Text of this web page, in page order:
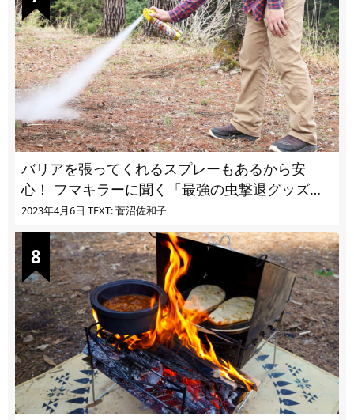
バリアを張ってくれるスプレーもあるから安
心！ フマキラーに聞く「最強の虫撃退グッズ
vol.4」【キャンプサイトで使う虫よけ】
2023年4月6日 TEXT: 菅沼佐和子